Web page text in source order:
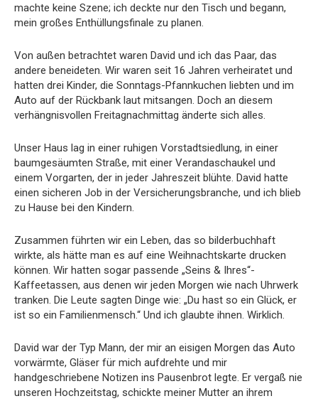
machte keine Szene; ich deckte nur den Tisch und begann,
mein großes Enthüllungsfinale zu planen.
Von außen betrachtet waren David und ich das Paar, das
andere beneideten. Wir waren seit 16 Jahren verheiratet und
hatten drei Kinder, die Sonntags-Pfannkuchen liebten und im
Auto auf der Rückbank laut mitsangen. Doch an diesem
verhängnisvollen Freitagnachmittag änderte sich alles.
Unser Haus lag in einer ruhigen Vorstadtsiedlung, in einer
baumgesäumten Straße, mit einer Verandaschaukel und
einem Vorgarten, der in jeder Jahreszeit blühte. David hatte
einen sicheren Job in der Versicherungsbranche, und ich blieb
zu Hause bei den Kindern.
Zusammen führten wir ein Leben, das so bilderbuchhaft
wirkte, als hätte man es auf eine Weihnachtskarte drucken
können. Wir hatten sogar passende „Seins & Ihres“-
Kaffeetassen, aus denen wir jeden Morgen wie nach Uhrwerk
tranken. Die Leute sagten Dinge wie: „Du hast so ein Glück, er
ist so ein Familienmensch.“ Und ich glaubte ihnen. Wirklich.
David war der Typ Mann, der mir an eisigen Morgen das Auto
vorwärmte, Gläser für mich aufdrehte und mir
handgeschriebene Notizen ins Pausenbrot legte. Er vergaß nie
unseren Hochzeitstag, schickte meiner Mutter an ihrem